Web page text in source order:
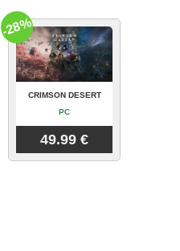
CRIMSON DESERT
PC
49.99 €
-28%